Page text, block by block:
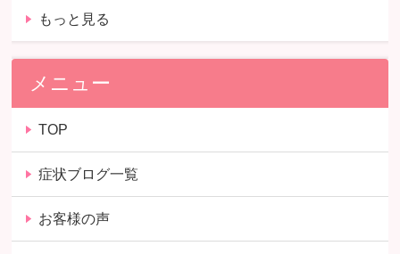
もっと見る
メニュー
TOP
症状ブログ一覧
お客様の声